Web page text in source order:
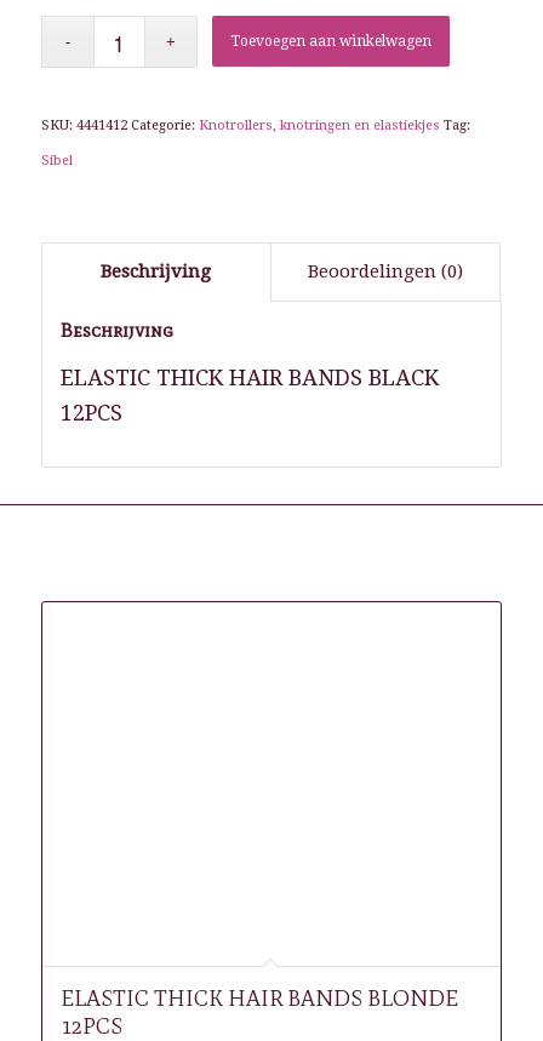
Toevoegen aan winkelwagen
SKU: 4441412 Categorie: Knotrollers, knotringen en elastiekjes Tag:
Sibel
Beschrijving Beoordelingen (0)
Beschrijving
ELASTIC THICK HAIR BANDS BLACK
12PCS
ELASTIC THICK HAIR BANDS BLONDE
12PCS